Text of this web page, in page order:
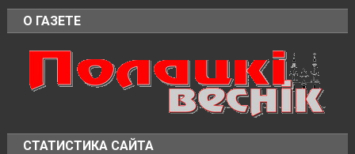
О ГАЗЕТЕ
СТАТИСТИКА САЙТА